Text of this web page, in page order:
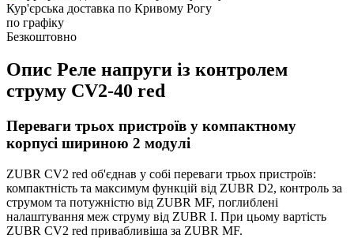
Кур'єрська доставка по Кривому Рогу
по графіку
Безкоштовно
Опис Реле напруги із контролем
струму CV2-40 red
Переваги трьох пристроїв у компактному
корпусі шириною 2 модулі
ZUBR CV2 red об'єднав у собі переваги трьох пристроїв:
компактність та максимум функцій від ZUBR D2, контроль за
струмом та потужністю від ZUBR MF, поглиблені
налаштування меж струму від ZUBR I. При цьому вартість
ZUBR CV2 red привабливіша за ZUBR MF.